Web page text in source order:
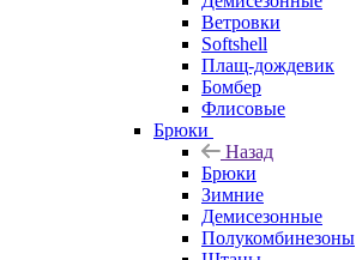
Ветровки
Softshell
Плащ-дождевик
Бомбер
Флисовые
Брюки
Назад
Брюки
Зимние
Демисезонные
Полукомбинезоны